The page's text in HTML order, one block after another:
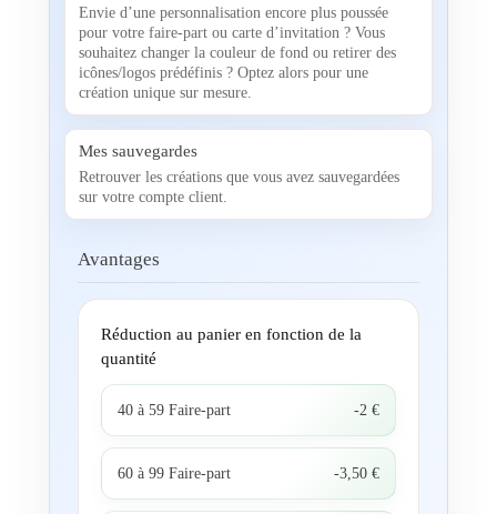
Envie d’une personnalisation encore plus poussée
pour votre faire-part ou carte d’invitation ? Vous
souhaitez changer la couleur de fond ou retirer des
icônes/logos prédéfinis ? Optez alors pour une
création unique sur mesure.
Mes sauvegardes
Retrouver les créations que vous avez sauvegardées
sur votre compte client.
Avantages
Réduction au panier en fonction de la
quantité
40 à 59 Faire-part -2 €
60 à 99 Faire-part -3,50 €